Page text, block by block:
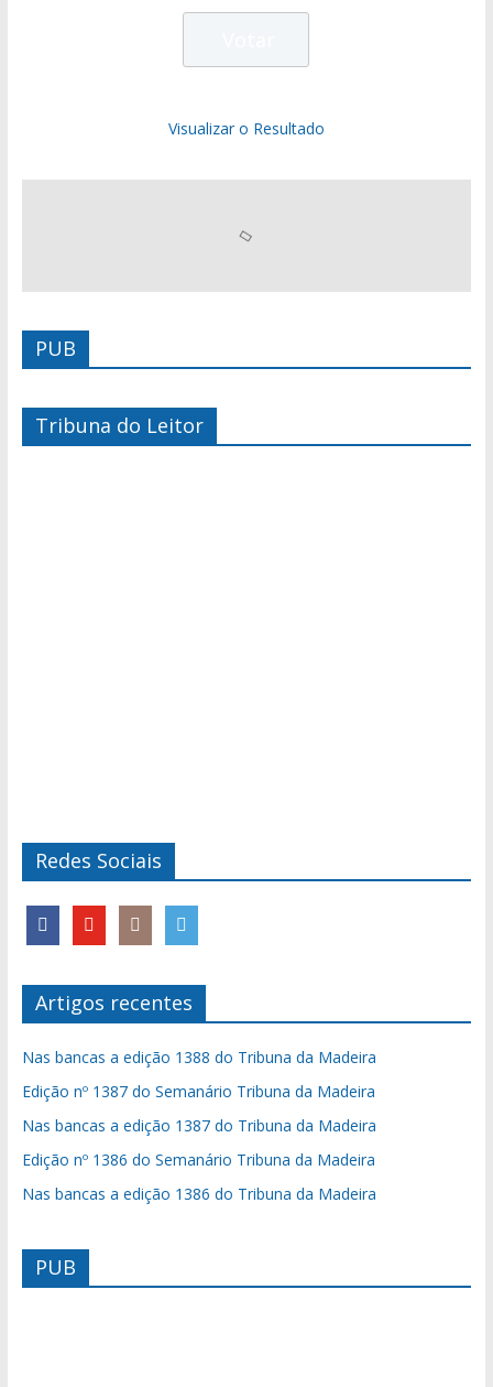
Visualizar o Resultado
PUB
Tribuna do Leitor
Redes Sociais
Artigos recentes
Nas bancas a edição 1388 do Tribuna da Madeira
Edição nº 1387 do Semanário Tribuna da Madeira
Nas bancas a edição 1387 do Tribuna da Madeira
Edição nº 1386 do Semanário Tribuna da Madeira
Nas bancas a edição 1386 do Tribuna da Madeira
PUB